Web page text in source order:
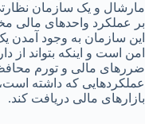
مارشال و یک سازمان
بر عملکرد واحدهای مالی
این سازمان به وجود آمدن
امن است و اینکه بتواند از
ضررهای مالی و تورم
عملکردهایی که داشته
بازارهای مالی دریافت کند.